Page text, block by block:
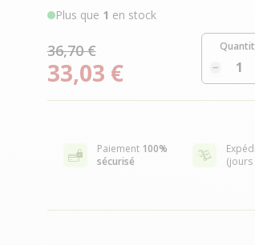
Plus que 1 en stock
36,70 €
33,03 €
Paiement 100%
sécurisé
(jours